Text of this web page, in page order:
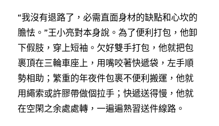
“我沒有退路了，必需直面身材的缺點和心坎的
膽怯。”王小亮對本身說。為了便利打包，他卸
下假肢，穿上短袖。欠好雙手打包，他就把包
裹頂在三輪車座上，用嘴咬著快遞袋，左手順
勢相助；繁重的年夜件包裹不便利搬運，他就
用繩索或許膠帶做個拉手；快遞送得慢，他就
在空閑之余處處轉，一遍遍熟習送件線路。